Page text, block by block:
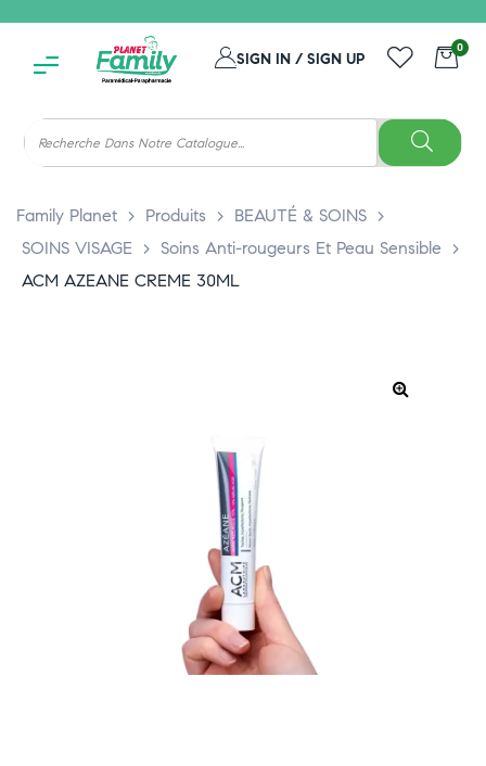
SIGN IN / SIGN UP
0
Family Planet > Produits > BEAUTÉ & SOINS >
SOINS VISAGE
> Soins Anti-rougeurs Et Peau Sensible
>
ACM AZEANE CREME 30ML